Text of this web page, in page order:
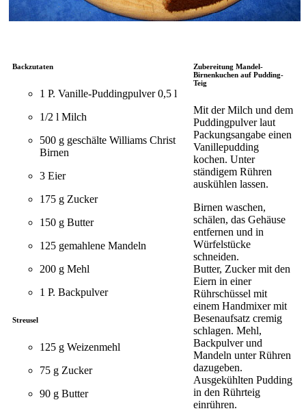
Backzutaten
1 P. Vanille-Puddingpulver 0,5 l
1/2 l Milch
500 g geschälte Williams Christ
Birnen
3 Eier
175 g Zucker
150 g Butter
125 gemahlene Mandeln
200 g Mehl
1 P. Backpulver
Streusel
125 g Weizenmehl
75 g Zucker
90 g Butter
Zubereitung Mandel-
Birnenkuchen auf Pudding-
Teig
Mit der Milch und dem
Puddingpulver laut
Packungsangabe einen
Vanillepudding
kochen. Unter
ständigem Rühren
auskühlen lassen.
Birnen waschen,
schälen, das Gehäuse
entfernen und in
Würfelstücke
schneiden.
Butter, Zucker mit den
Eiern in einer
Rührschüssel mit
einem Handmixer mit
Besenaufsatz cremig
schlagen. Mehl,
Backpulver und
Mandeln unter Rühren
dazugeben.
Ausgekühlten Pudding
in den Rührteig
einrühren.